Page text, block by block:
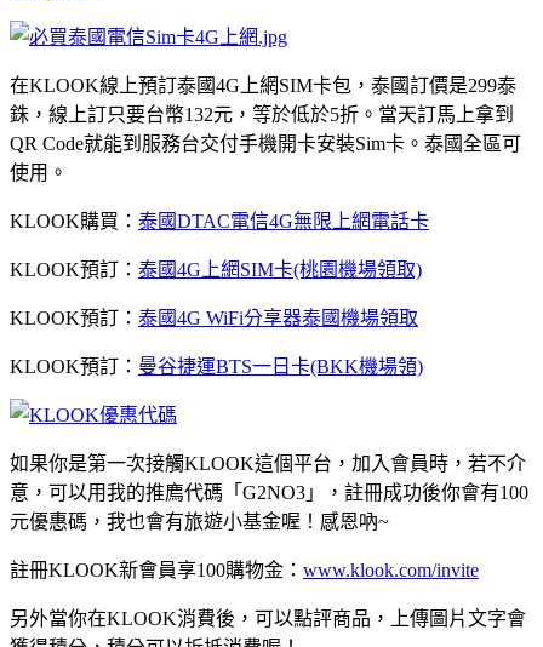
在KLOOK線上預訂泰國4G上網SIM卡包，泰國訂價是299泰
銖，線上訂只要台幣132元，等於低於5折。當天訂馬上拿到
QR Code就能到服務台交付手機開卡安裝Sim卡。泰國全區可
使用。
KLOOK購買： 泰國DTAC電信4G無限上網電話卡
KLOOK預訂： 泰國4G上網SIM卡(桃園機場領取)
KLOOK預訂： 泰國4G WiFi分享器泰國機場領取
KLOOK預訂： 曼谷捷運BTS一日卡(BKK機場領)
如果你是第一次接觸KLOOK這個平台，加入會員時，若不介
意，可以用我的推廌代碼「G2NO3」，註冊成功後你會有100
元優惠碼，我也會有旅遊小基金喔！感恩吶~
註冊KLOOK新會員享100購物金： www.klook.com/invite
另外當你在KLOOK消費後，可以點評商品，上傳圖片文字會